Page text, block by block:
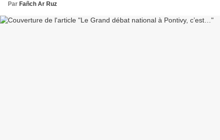
Par Fañch Ar Ruz